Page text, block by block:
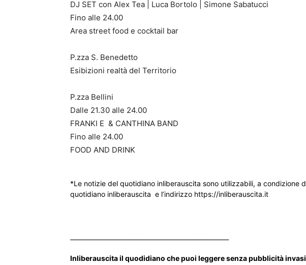
DJ SET con Alex Tea | Luca Bortolo | Simone Sabatucci
Fino alle 24.00
Area street food e cocktail bar
P.zza S. Benedetto
Esibizioni realtà del Territorio
P.zza Bellini
Dalle 21.30 alle 24.00
FRANKI E & CANTHINA BAND
Fino alle 24.00
FOOD AND DRINK
*Le notizie del quotidiano inliberauscita sono utilizzabili, a condizione
quotidiano inliberauscita e l’indirizzo https://inliberauscita.it
Inliberauscita il quodidiano che puoi leggere senza pubblicità